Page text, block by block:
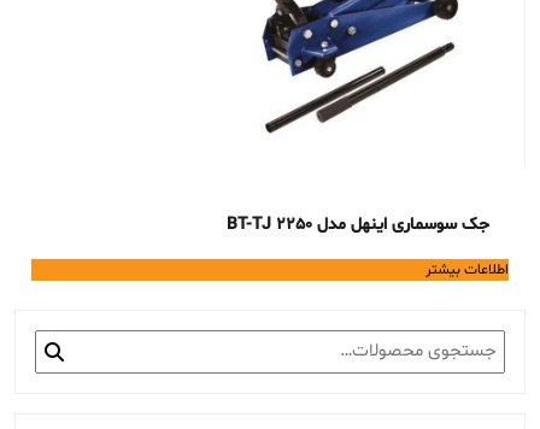
جک سوسماری اینهل مدل BT-TJ 2250
اطلاعات بیشتر
جستجو
برای: